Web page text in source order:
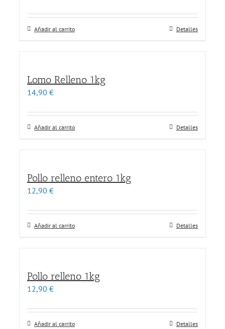
Añadir al carrito Detalles
Lomo Relleno 1kg
14,90 €
Añadir al carrito Detalles
Pollo relleno entero 1kg
12,90 €
Añadir al carrito Detalles
Pollo relleno 1kg
12,90 €
Añadir al carrito Detalles